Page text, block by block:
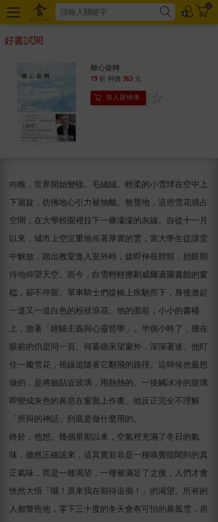
0
好書試閱
離心旋轉
79 折 特價 363 元
加入購物車
向晚，世界開始變樣。毛絨絨、輕柔的小雪球在空中上
下迴旋，彷彿地心引力被抽離。無聲地，這些雪花填占
空間，在大學校園裡拉下一條濛濛的灰線。自從十一月
以來，城市上空沉重地吊著厚實的雲，當大學生從課堂
中解放，踏出教室進入室外時，旋即伸長脖頸，抬眼期
待地仰望天空。而今，白雪輕輕擦劃威爾遜圖書館的窗
櫺，卻不停留。單車騎士們從橋上疾馳而下，身後激起
一道又一道白色的粉狀浪花。他的面前，小小的書檯
上，放著「經驗主義與心靈哲學」。半個小時了，攤在
眼前的仍是同一頁。何暮德呆望窗外，深深著迷。他盯
住一瓣雪花，視線追隨著它翻飛的路徑。這時候他最想
做的，是將臉貼近玻璃，用熱熱的、一接觸冰冷的玻璃
即變成灰色的鼻息在窗面上作畫。他反正完全不理解
「所與的神話」到底是做什麼用的。
終於，他想。幾個星期以來，空氣裡充滿了冬日的氣
味，雖然正確說來，這其實並非是一種嗅覺能聞到的真
正氣味，而是一種渴望，一種被滿足了之後，人們才會
恍然大悟「哦！原來我在期待這個！」的渴望。所有的
人都警告他，零下三十度的冬天會有可怕的暴風雪，房